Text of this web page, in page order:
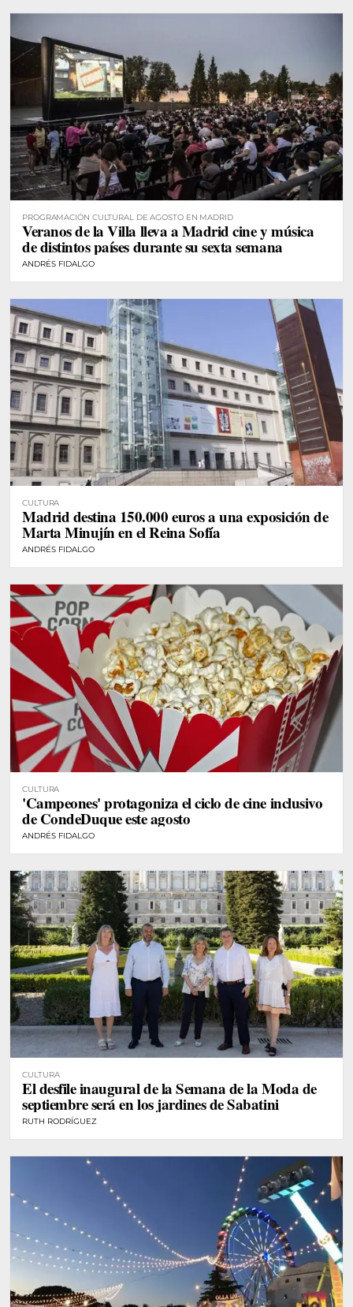
PROGRAMACIÓN CULTURAL DE AGOSTO EN MADRID
Veranos de la Villa lleva a Madrid cine y música
de distintos países durante su sexta semana
ANDRÉS FIDALGO
CULTURA
Madrid destina 150.000 euros a una exposición de
Marta Minujín en el Reina Sofía
ANDRÉS FIDALGO
CULTURA
'Campeones' protagoniza el ciclo de cine inclusivo
de CondeDuque este agosto
ANDRÉS FIDALGO
CULTURA
El desfile inaugural de la Semana de la Moda de
septiembre será en los jardines de Sabatini
RUTH RODRÍGUEZ